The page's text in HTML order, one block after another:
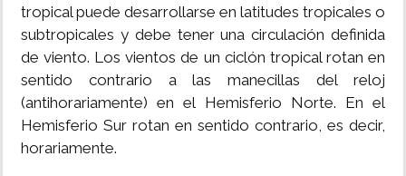
tropical puede desarrollarse en latitudes tropicales o
subtropicales y debe tener una circulación definida
de viento. Los vientos de un ciclón tropical rotan en
sentido contrario a las manecillas del reloj
(antihorariamente) en el Hemisferio Norte. En el
Hemisferio Sur rotan en sentido contrario, es decir,
horariamente.